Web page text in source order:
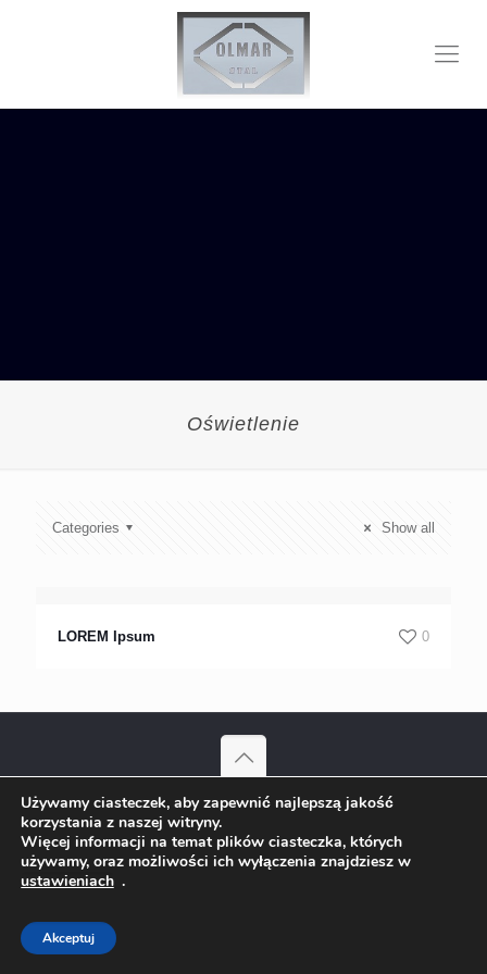
Oświetlenie
Categories Show all
LOREM Ipsum 0
© 2022 Olmar-Stal S.C. Mariusz Cichoń, Arkadiusz Kaczmarczyk
Bytom | Wszelkie prawa zastrzeżone Projekt:
Używamy ciasteczek, aby zapewnić najlepszą jakość
korzystania z naszej witryny.
Więcej informacji na temat plików ciasteczka, których
używamy, oraz możliwości ich wyłączenia znajdziesz w
ustawieniach .
Akceptuj